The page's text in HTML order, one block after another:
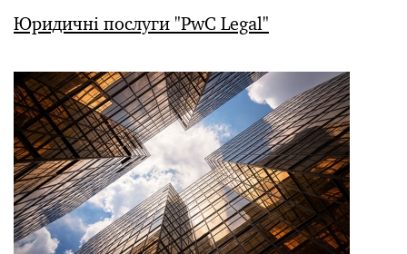
Юридичні послуги "PwC Legal"